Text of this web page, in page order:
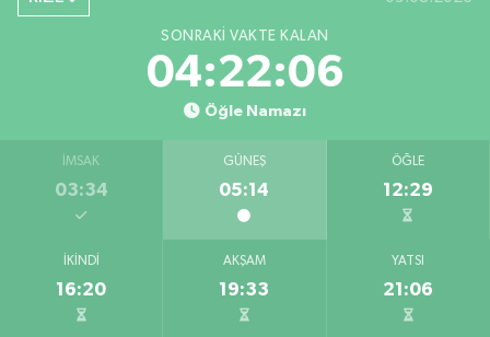
SONRAKI VAKTE KALAN
04:22:05
Öğle Namazı
İMSAK
03:34
GÜNEŞ
05:14
ÖĞLE
12:29
İKINDI
16:20
AKŞAM
19:33
YATSI
21:06